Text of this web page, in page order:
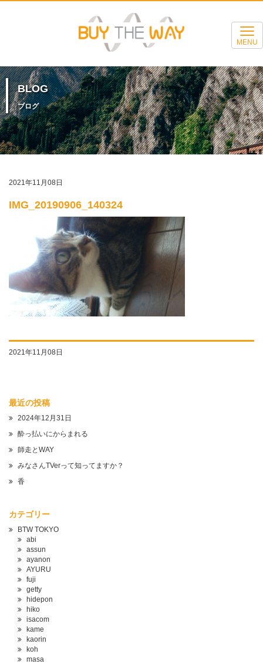
MENU
BLOG
ブログ
2021年11月08日
IMG_20190906_140324
2021年11月08日
最近の投稿
2024年12月31日
酔っ払いにからまれる
師走とWAY
みなさんTVerって知ってますか？
香
カテゴリー
BTW TOKYO
abi
assun
ayanon
AYURU
fuji
getty
hidepon
hiko
isacom
kame
kaorin
koh
masa